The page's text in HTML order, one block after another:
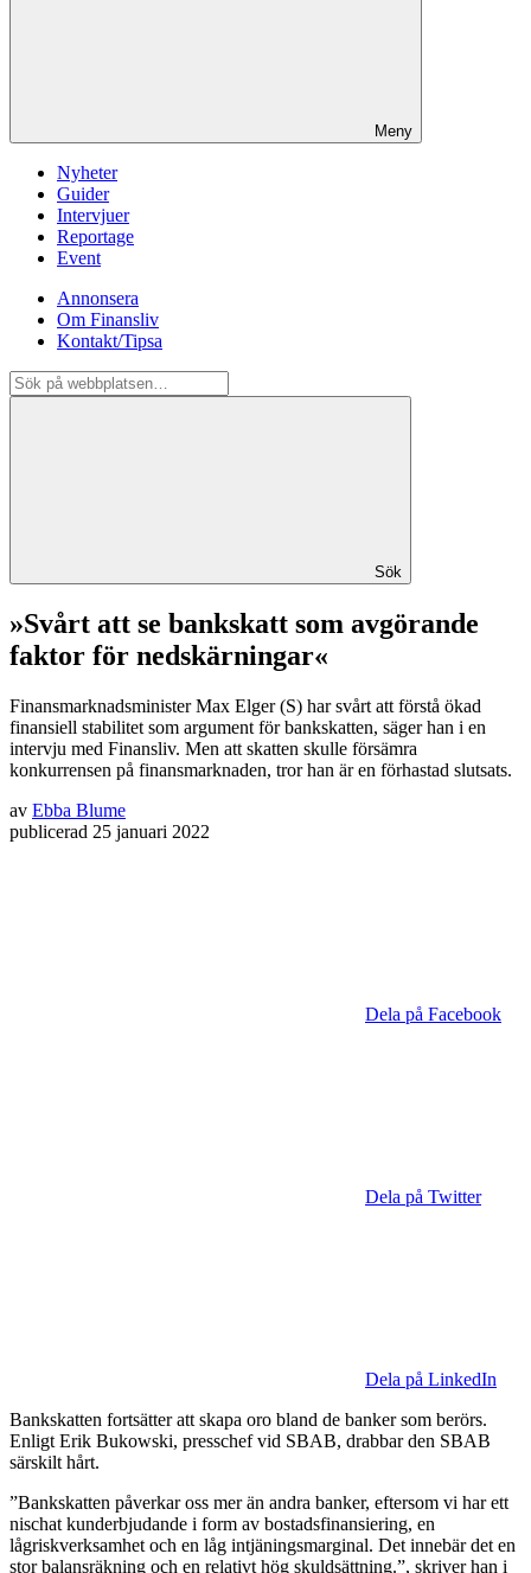
Meny
Nyheter
Guider
Intervjuer
Reportage
Event
Annonsera
Om Finansliv
Kontakt/Tipsa
Sök
»Svårt att se bankskatt som avgörande
faktor för nedskärningar«
Finansmarknadsminister Max Elger (S) har svårt att förstå ökad
finansiell stabilitet som argument för bankskatten, säger han i en
intervju med Finansliv. Men att skatten skulle försämra
konkurrensen på finansmarknaden, tror han är en förhastad slutsats.
av Ebba Blume
publicerad 25 januari 2022
Dela på Facebook
Dela på Twitter
Dela på LinkedIn
Bankskatten fortsätter att skapa oro bland de banker som berörs.
Enligt Erik Bukowski, presschef vid SBAB, drabbar den SBAB
särskilt hårt.
”Bankskatten påverkar oss mer än andra banker, eftersom vi har ett
nischat kunderbjudande i form av bostadsfinansiering, en
lågriskverksamhet och en låg intjäningsmarginal. Det innebär det en
stor balansräkning och en relativt hög skuldsättning.”, skriver han i